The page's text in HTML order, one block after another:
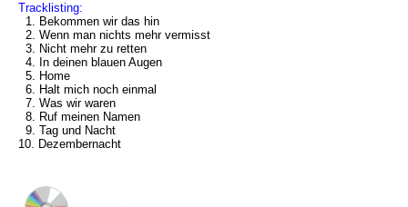
Tracklisting:
1. Bekommen wir das hin
2. Wenn man nichts mehr vermisst
3. Nicht mehr zu retten
4. In deinen blauen Augen
5. Home
6. Halt mich noch einmal
7. Was wir waren
8. Ruf meinen Namen
9. Tag und Nacht
10. Dezembernacht